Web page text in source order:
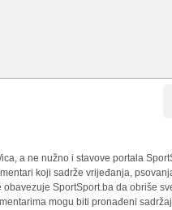
a ne nužno i stavove portala
koji sadrže vrijeđanja,
SportSport.ba da obriše
mogu biti pronađeni